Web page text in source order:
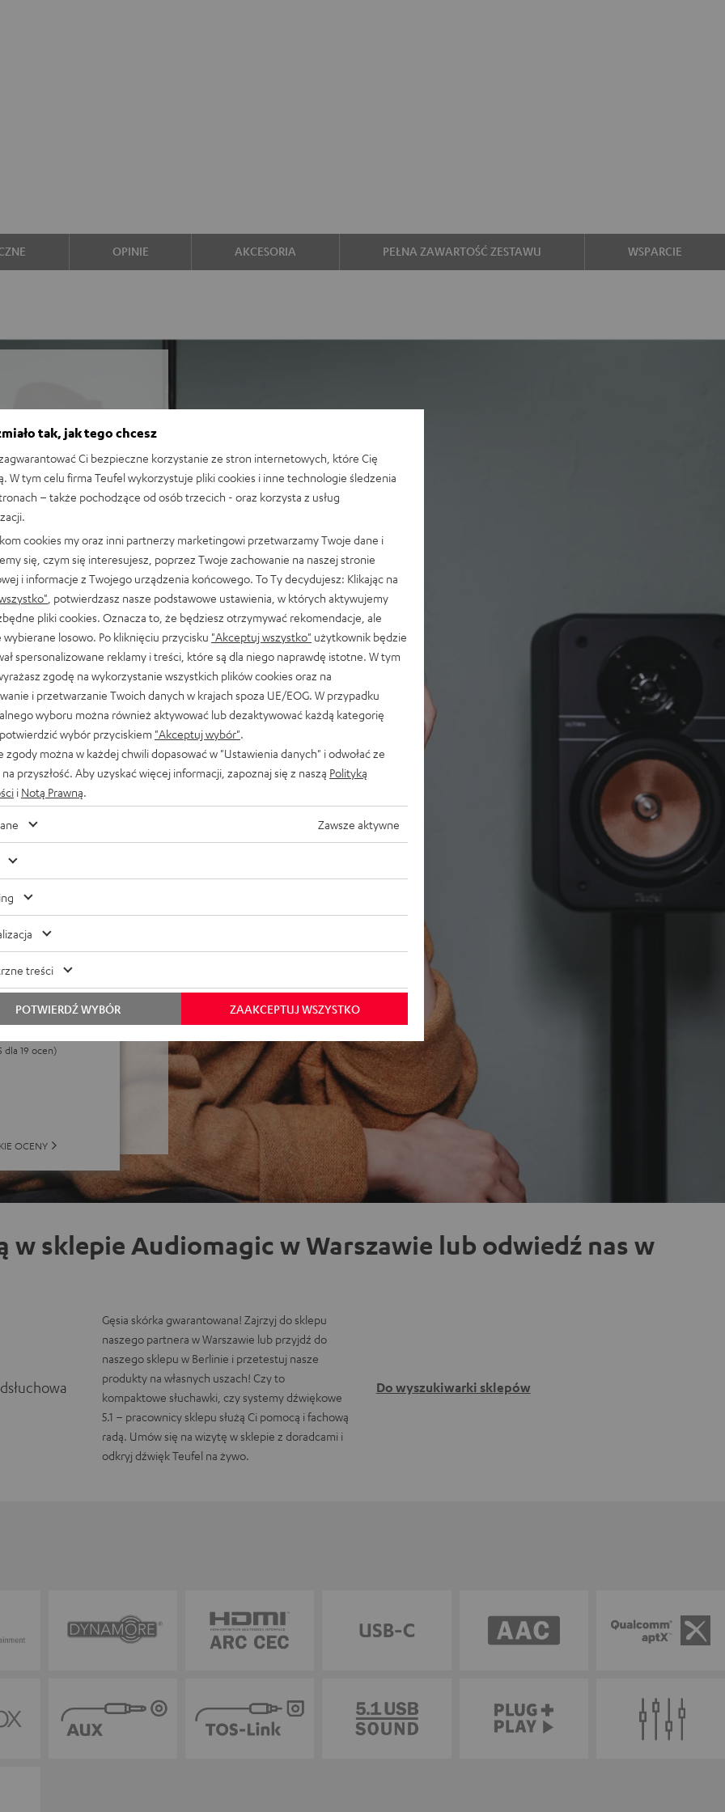
OPINIE AKCESORIA PEŁNA ZAWARTOŚĆ ZESTAWU WSPARCIE
AV zintegrowany w
i możesz cieszyć
i słuchania muzyki na
przestrzenny podczas
w Berlinie gwarantuje
m zapewnia głębokie basy
o powierzchni
a także HDMI (ARC,
ULTIMA 20 z
zapewnia bardzo
czuwania, ustawienia
o długości 25 m i
dla 19 ocen)
OCENY
w sklepie Audiomagic w Warszawie lub odwiedź nas w
Gęsia skórka gwarantowana! Zajrzyj do sklepu
naszego partnera w Warszawie lub przyjdź do
naszego sklepu w Berlinie i przetestuj nasze
produkty na własnych uszach! Czy to
kompaktowe słuchawki, czy systemy dźwiękowe
5.1 – pracownicy sklepu służą Ci pomocą i fachową
radą. Umów się na wizytę w sklepie z doradcami i
odkryj dźwięk Teufel na żywo.
Do wyszukiwarki sklepów
tak, jak tego chcesz
Ci bezpieczne korzystanie ze stron internetowych, które Cię
W tym celu firma Teufel wykorzystuje pliki cookies i inne technologie śledzenia
– także pochodzące od osób trzecich - oraz korzysta z usług
cookies my oraz inni partnerzy marketingowi przetwarzamy Twoje dane i
się, czym się interesujesz, poprzez Twoje zachowanie na naszej stronie
i informacje z Twojego urządzenia końcowego. To Ty decydujesz: Klikając na
, potwierdzasz nasze podstawowe ustawienia, w których aktywujemy
pliki cookies. Oznacza to, że będziesz otrzymywać rekomendacje, ale
wybierane losowo. Po kliknięciu przycisku "Akceptuj wszystko" użytkownik będzie
spersonalizowane reklamy i treści, które są dla niego naprawdę istotne. W tym
zgodę na wykorzystanie wszystkich plików cookies oraz na
i przetwarzanie Twoich danych w krajach spoza UE/EOG. W przypadku
wyboru można również aktywować lub dezaktywować każdą kategorię
wybór przyciskiem "Akceptuj wybór"
zgody można w każdej chwili dopasować w "Ustawienia danych" i odwołać ze
przyszłość. Aby uzyskać więcej informacji, zapoznaj się z naszą Polityką
i Notą Prawną
Zawsze aktywne
treści
ZAAKCEPTUJ WSZYSTKO
POTWIERDŹ WYBÓR